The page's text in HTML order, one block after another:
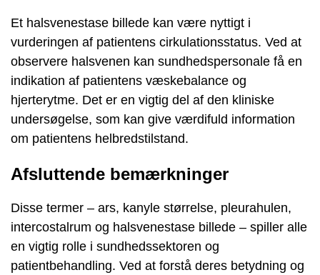
Et halsvenestase billede kan være nyttigt i
vurderingen af patientens cirkulationsstatus. Ved at
observere halsvenen kan sundhedspersonale få en
indikation af patientens væskebalance og
hjerterytme. Det er en vigtig del af den kliniske
undersøgelse, som kan give værdifuld information
om patientens helbredstilstand.
Afsluttende bemærkninger
Disse termer – ars, kanyle størrelse, pleurahulen,
intercostalrum og halsvenestase billede – spiller alle
en vigtig rolle i sundhedssektoren og
patientbehandling. Ved at forstå deres betydning og